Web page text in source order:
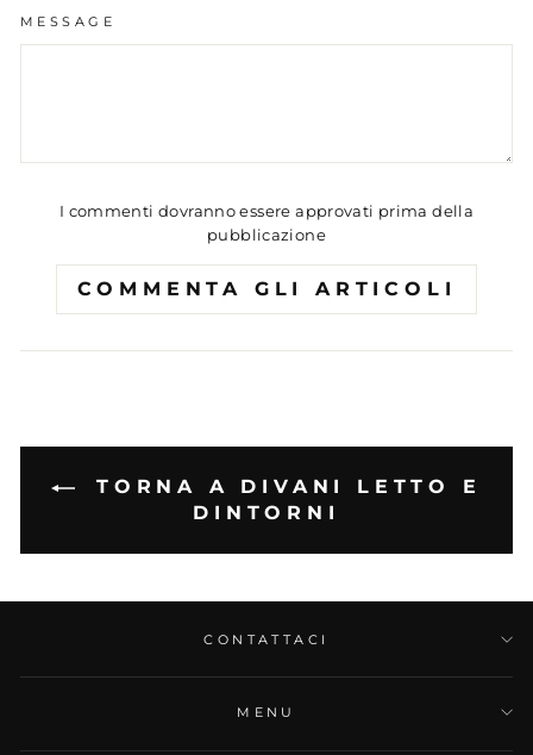
MESSAGE
I commenti dovranno essere approvati prima della
pubblicazione
COMMENTA GLI ARTICOLI
TORNA A DIVANI LETTO E
DINTORNI
CONTATTACI
MENU